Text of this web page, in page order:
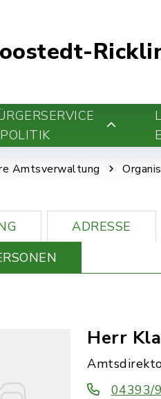
Amtsverwaltung
ADRESSE
Herr
04393/